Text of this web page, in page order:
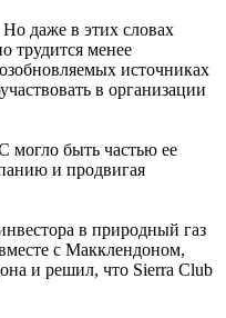
Но даже в этих словах
трудится менее
источниках
в организации
могло быть частью ее
и продвигая
в природный газ
с Макклендоном,
и решил, что Sierra Club